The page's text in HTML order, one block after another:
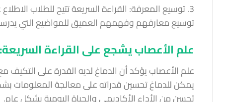
3. توسيع المعرفة: القراءة السريعة تتيح للطلاب
توسيع معارفهم وفهمهم العميق للمواضيع التي
علم الأعصاب يشجع على القراءة السريعة:
علم الأعصاب يؤكد أن الدماغ لديه القدرة على التكيف
يمكن للدماغ تحسين قدراته على معالجة المعلومات
تحسن من الأداء الأكاديمي والحياة اليومية بشكل عام.